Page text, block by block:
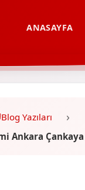
ANASAYFA
Blog Yazıları
Ankara